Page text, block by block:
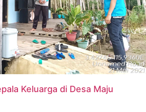
Keluarga di Desa Maju